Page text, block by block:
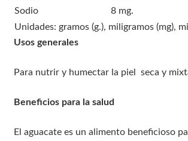
Sodio
8 mg.
Unidades: gramos (g.), miligramos (mg),
Usos generales
Para nutrir y humectar la piel seca y
Beneficios para la salud
El aguacate es un alimento beneficioso